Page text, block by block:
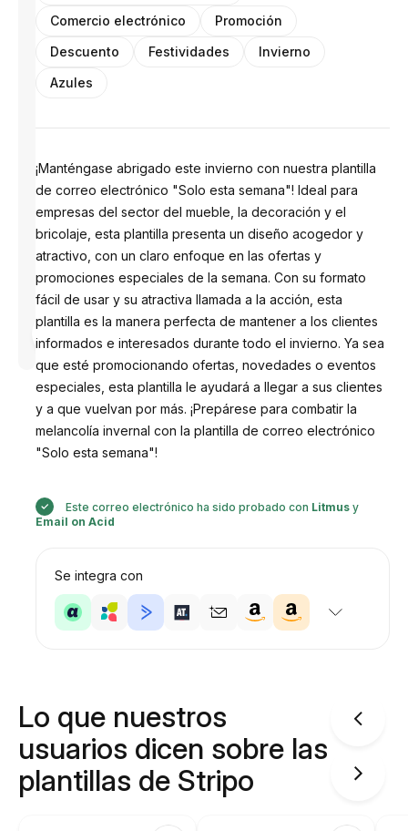
Diseñado
Anastasiia
Comercio electrónico
Promoción
Descuento
Festividades
Invierno
Azules
¡Manténgase abrigado este invierno con nuestra plantilla
de correo electrónico "Solo esta semana"! Ideal para
empresas del sector del mueble, la decoración y el
bricolaje, esta plantilla presenta un diseño acogedor y
atractivo, con un claro enfoque en las ofertas y
promociones especiales de la semana. Con su formato
fácil de usar y su atractiva llamada a la acción, esta
plantilla es la manera perfecta de mantener a los clientes
informados e interesados ​​durante todo el invierno. Ya sea
que esté promocionando ofertas, novedades o eventos
especiales, esta plantilla le ayudará a llegar a sus clientes
y a que vuelvan por más. ¡Prepárese para combatir la
melancolía invernal con la plantilla de correo electrónico
"Solo esta semana"!
Este correo electrónico ha sido probado con Litmus y
Email on Acid
Se integra con
Lo que nuestros
usuarios dicen sobre las
plantillas de Stripo